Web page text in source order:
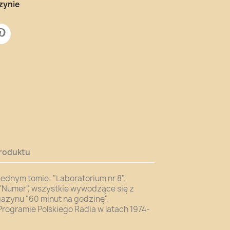
tomie: "Laboratorium nr 8",
wszystkie wywodzące się z
"60 minut na godzinę",
Polskiego Radia w latach 1974-